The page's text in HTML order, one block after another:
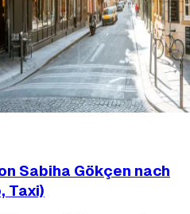
Sabiha Gökçen nach
Taxi)